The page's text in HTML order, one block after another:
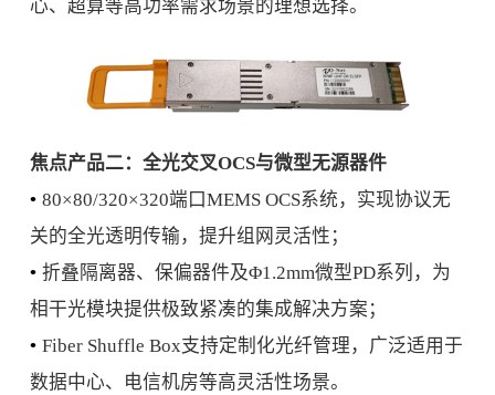
心、超算等高功率需求场景的理想选择。
焦点产品二：全光交叉OCS与微型无源器件
•80×80/320×320端口MEMS OCS系统，实现协议无
关的全光透明传输，提升组网灵活性；
•折叠隔离器、保偏器件及Φ1.2mm微型PD系列，为
相干光模块提供极致紧凑的集成解决方案；
•Fiber Shuffle Box支持定制化光纤管理，广泛适用于
数据中心、电信机房等高灵活性场景。